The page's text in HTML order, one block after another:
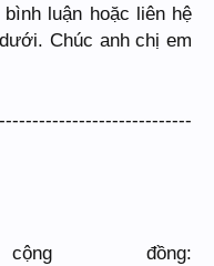
luận hoặc liên hệ
Chúc anh chị em
đồng: